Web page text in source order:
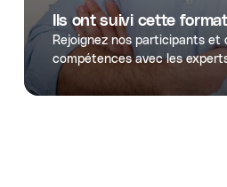
Ils ont suivi cette
Rejoignez nos participants et
compétences avec les